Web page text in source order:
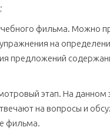
фильма. Можно
на
предложений
этап. На данном
на вопросы и
фильма.